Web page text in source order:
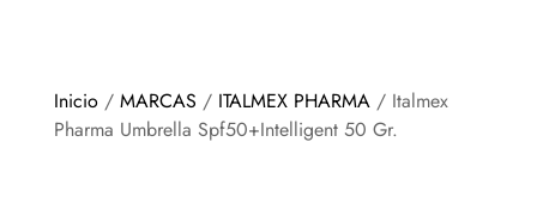
Inicio/ MARCAS / ITALMEX PHARMA/ Italmex
Pharma Umbrella Spf50+Intelligent 50 Gr.